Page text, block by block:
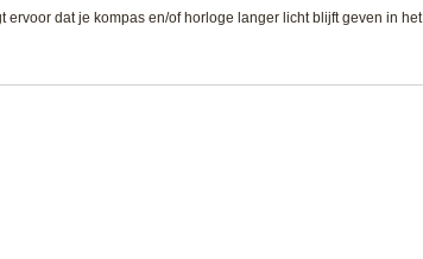
ervoor dat je kompas en/of horloge langer licht blijft geven in het